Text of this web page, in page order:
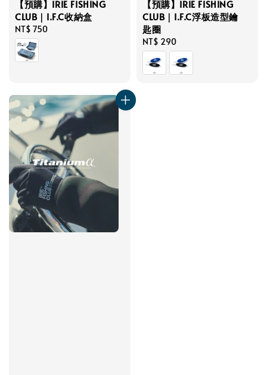
【預購】IRIE FISHING
CLUB｜I.F.C收納盒
Regular
price
NT$ 750
【預購】IRIE FISHING
CLUB｜I.F.C浮板造型鑰
匙圈
Regular
price
NT$ 290